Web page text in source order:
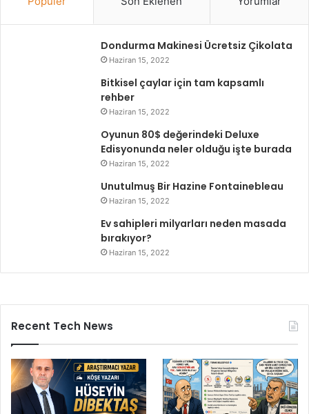
Dondurma Makinesi Ücretsiz Çikolata
Haziran 15, 2022
Bitkisel çaylar için tam kapsamlı
rehber
Haziran 15, 2022
Oyunun 80$ değerindeki Deluxe
Edisyonunda neler olduğu işte burada
Haziran 15, 2022
Unutulmuş Bir Hazine Fontainebleau
Haziran 15, 2022
Ev sahipleri milyarları neden masada
bırakıyor?
Haziran 15, 2022
Recent Tech News